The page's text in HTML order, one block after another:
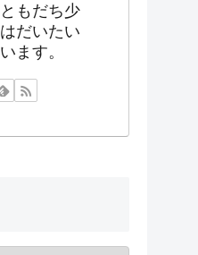
もだち少
だいたい
ます。